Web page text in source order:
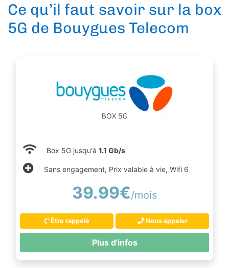
Ce qu’il faut savoir sur la box
5G de Bouygues Telecom
Box 5G jusqu'à 1.1 Gb/s
Sans engagement, Prix valable à vie, Wifi 6
39.99€/mois
Être rappelé Nous appeler
Plus d'infos